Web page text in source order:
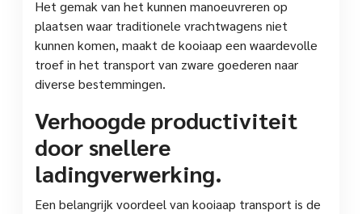
Het gemak van het kunnen manoeuvreren op
plaatsen waar traditionele vrachtwagens niet
kunnen komen, maakt de kooiaap een waardevolle
troef in het transport van zware goederen naar
diverse bestemmingen.
Verhoogde productiviteit
door snellere
ladingverwerking.
Een belangrijk voordeel van kooiaap transport is de